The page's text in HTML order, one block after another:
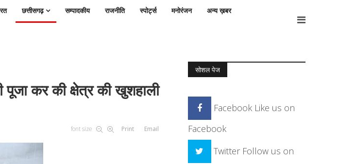
छत्तीसगढ़ सम्पादकीय राजनीति स्पोर्ट्स मनोरंजन अन्य ख़बर
पूजा कर की क्षेत्र की खुशहाली
font size Print Email
सोशल पेज
Facebook Like us on
Facebook
Twitter Follow us on